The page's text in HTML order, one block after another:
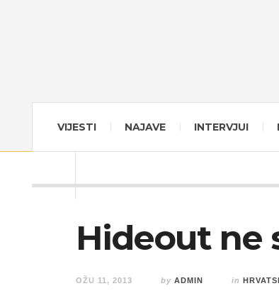
VIJESTI NAJAVE INTERVJUI
Hideout ne
OŽU 11, 2013 by ADMIN in